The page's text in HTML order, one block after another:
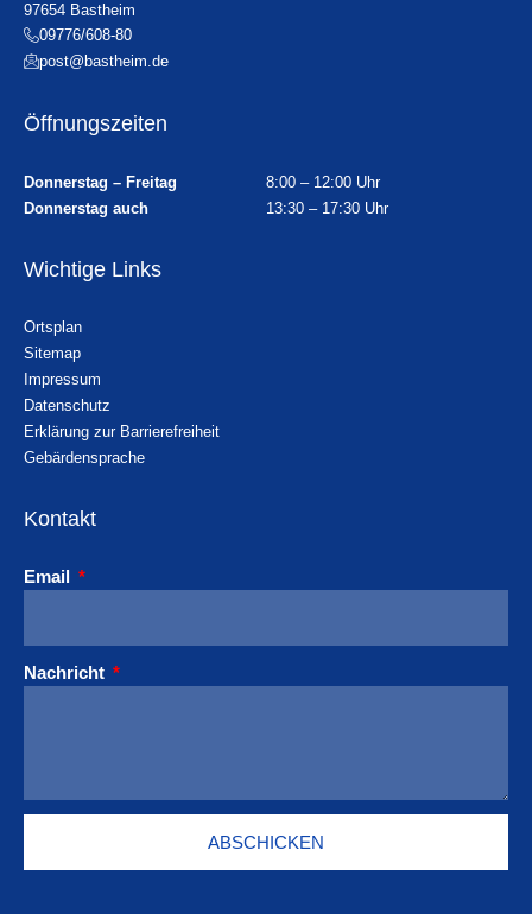
97654 Bastheim
09776/608-80
post@bastheim.de
Öffnungszeiten
Donnerstag – Freitag
8:00 – 12:00 Uhr
Donnerstag auch
13:30 – 17:30 Uhr
Wichtige Links
Ortsplan
Sitemap
Impressum
Datenschutz
Erklärung zur Barrierefreiheit
Gebärdensprache
Kontakt
Email
Nachricht
ABSCHICKEN